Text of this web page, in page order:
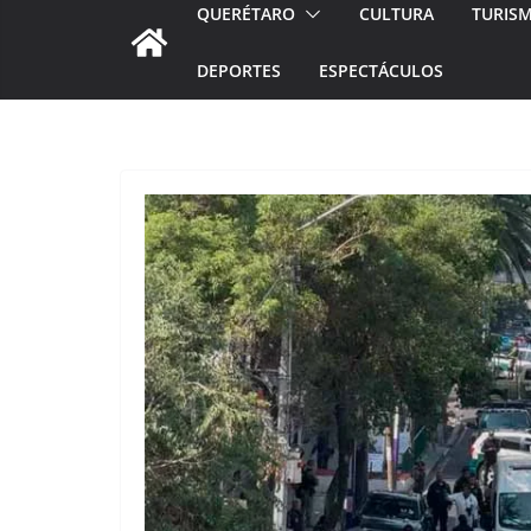
QUERÉTARO CULTURA
DEPORTES ESPECTÁCULOS